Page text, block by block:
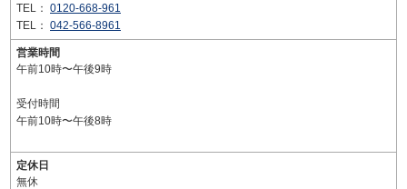
TEL： 0120-668-961
TEL： 042-566-8961
営業時間
午前10時〜午後9時
受付時間
午前10時〜午後8時
定休日
無休